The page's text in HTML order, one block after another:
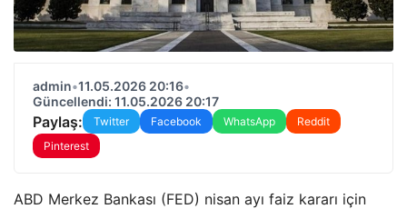
admin•11.05.2026 20:16•
Güncellendi: 11.05.2026 20:17
Paylaş: Twitter Facebook WhatsApp
Reddit
Pinterest
ABD Merkez Bankası (FED) nisan ayı faiz kararı için